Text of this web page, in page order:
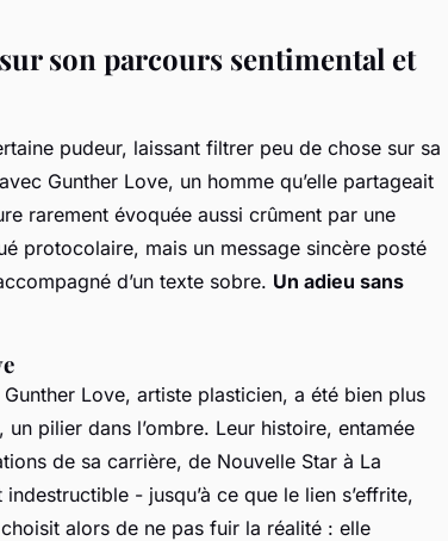
son parcours sentimental et
pudeur, laissant filtrer peu de chose sur sa
Gunther Love, un homme qu’elle partageait
rarement évoquée aussi crûment par une
protocolaire, mais un message sincère posté
d’un texte sobre. Un adieu sans
Love, artiste plasticien, a été bien plus
pilier dans l’ombre. Leur histoire, entamée
de sa carrière, de Nouvelle Star à La
- jusqu’à ce que le lien s’effrite,
alors de ne pas fuir la réalité : elle